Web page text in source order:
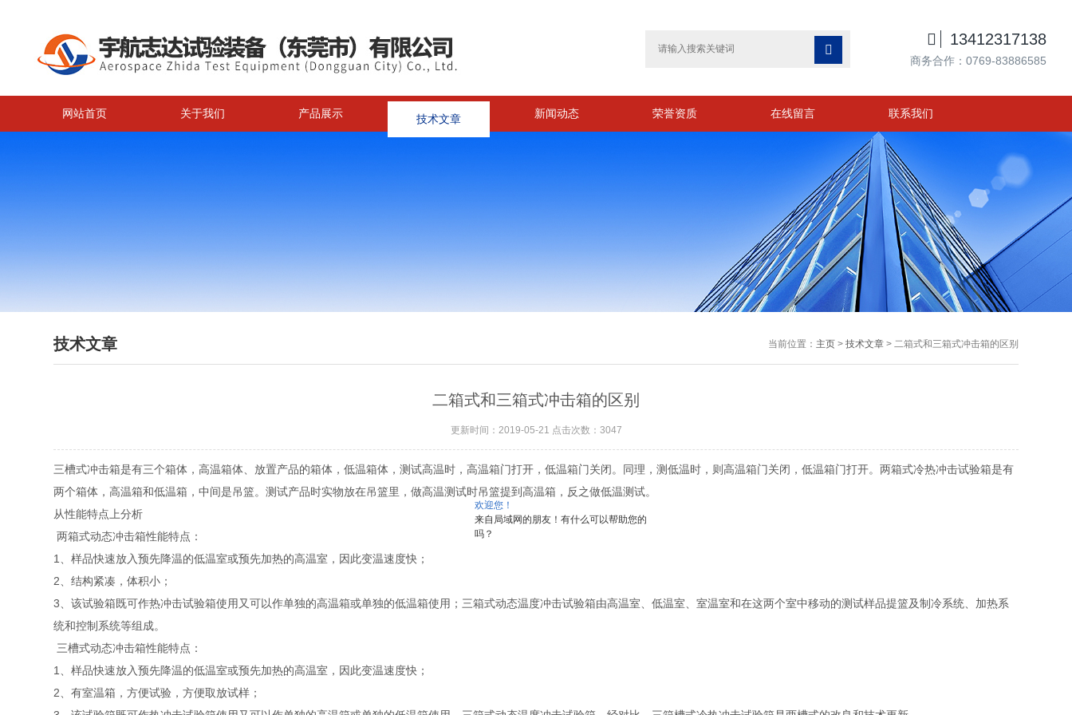
欢迎您！
来自局域网的朋友！有什么可以帮助您的
吗？

 13412317138
商务合作：0769-83886585
网站首页 关于我们 产品展示 技术文章 新闻动态 荣誉资质 在线留言 联系我们
技术文章 当前位置： 主页> 技术文章> 二箱式和三箱式冲击箱的区别
二箱式和三箱式冲击箱的区别
更新时间：2019-05-21 点击次数：3047
三槽式冲击箱是有三个箱体，高温箱体、放置产品的箱体，低温箱体，测试高温时，高温箱门打开，低温箱门关闭。同理，测低温时，则高温箱门关闭，低温箱门打开。两箱式冷热冲击试验箱是有
两个箱体，高温箱和低温箱，中间是吊篮。测试产品时实物放在吊篮里，做高温测试时吊篮提到高温箱，反之做低温测试。
从性能特点上分析
两箱式动态冲击箱性能特点：
1、样品快速放入预先降温的低温室或预先加热的高温室，因此变温速度快；
2、结构紧凑，体积小；
3、该试验箱既可作热冲击试验箱使用又可以作单独的高温箱或单独的低温箱使用；三箱式动态温度冲击试验箱由高温室、低温室、室温室和在这两个室中移动的测试样品提篮及制冷系统、加热系
统和控制系统等组成。
三槽式动态冲击箱性能特点：
1、样品快速放入预先降温的低温室或预先加热的高温室，因此变温速度快；
2、有室温箱，方便试验，方便取放试样；